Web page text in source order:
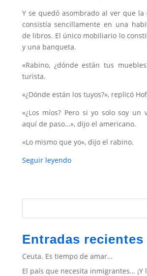
Y se quedó asombrado al ver que
consistía sencillamente en una
de libros. El único mobiliario lo
y una banqueta.
«Rabino, ¿dónde están tus
turista.
«¿Dónde están los tuyos?», replicó
«¿Los míos? Pero si yo solo soy un
aquí de paso…», dijo el americano.
«Lo mismo que yo», dijo el rabino.
Seguir leyendo
Entradas recientes
Ceuta. Es tiempo de amar…
El país que necesita inmigrantes… ¡Y